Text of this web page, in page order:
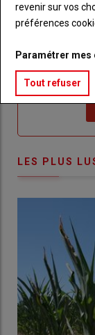
Sous-
titre
TITRE
Body
compte
Lien
LES PLUS
revenir sur vos
préférences
Paramétrer mes
Tout refuser